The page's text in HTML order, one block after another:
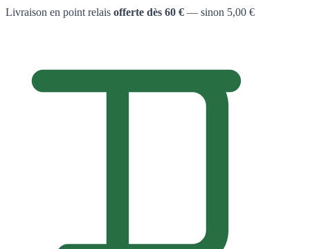
Livraison en point relais offerte dès 60 € — sinon 5,00 €